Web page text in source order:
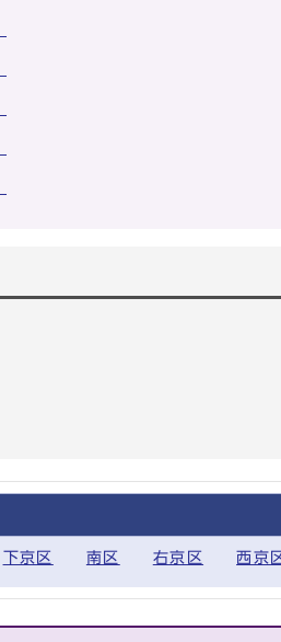
下京区 南区 右京区 西京